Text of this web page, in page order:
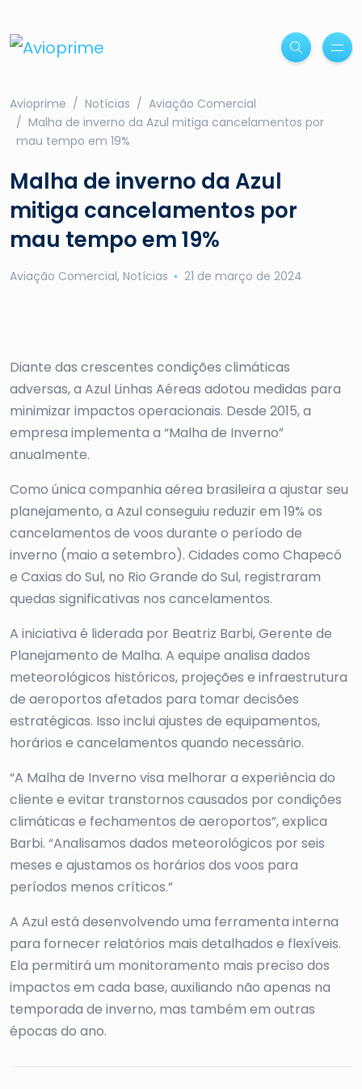
Avioprime Notícias
Aviação Comercial
Malha de inverno da Azul mitiga cancelamentos por
mau tempo em 19%
Malha de inverno da Azul
mitiga cancelamentos por
mau tempo em 19%
Aviação Comercial, Notícias 21 de março de 2024
Diante das crescentes condições climáticas
adversas, a Azul Linhas Aéreas adotou medidas para
minimizar impactos operacionais. Desde 2015, a
empresa implementa a “Malha de Inverno”
anualmente.
Como única companhia aérea brasileira a ajustar seu
planejamento, a Azul conseguiu reduzir em 19% os
cancelamentos de voos durante o período de
inverno (maio a setembro). Cidades como Chapecó
e Caxias do Sul, no Rio Grande do Sul, registraram
quedas significativas nos cancelamentos.
A iniciativa é liderada por Beatriz Barbi, Gerente de
Planejamento de Malha. A equipe analisa dados
meteorológicos históricos, projeções e infraestrutura
de aeroportos afetados para tomar decisões
estratégicas. Isso inclui ajustes de equipamentos,
horários e cancelamentos quando necessário.
“A Malha de Inverno visa melhorar a experiência do
cliente e evitar transtornos causados por condições
climáticas e fechamentos de aeroportos”, explica
Barbi. “Analisamos dados meteorológicos por seis
meses e ajustamos os horários dos voos para
períodos menos críticos.”
A Azul está desenvolvendo uma ferramenta interna
para fornecer relatórios mais detalhados e flexíveis.
Ela permitirá um monitoramento mais preciso dos
impactos em cada base, auxiliando não apenas na
temporada de inverno, mas também em outras
épocas do ano.